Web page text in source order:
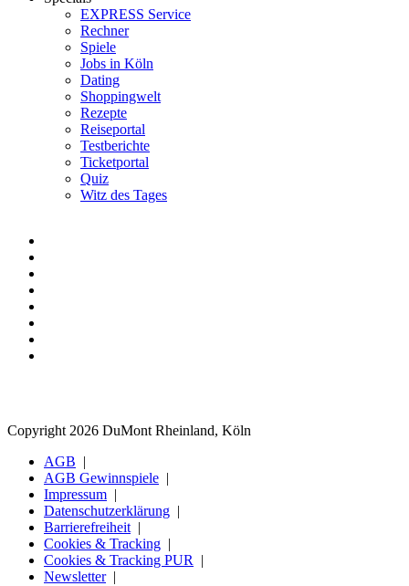
EXPRESS Service
Rechner
Spiele
Jobs in Köln
Dating
Shoppingwelt
Rezepte
Reiseportal
Testberichte
Ticketportal
Quiz
Witz des Tages
Copyright 2026 DuMont Rheinland, Köln
AGB
AGB Gewinnspiele
Impressum
Datenschutzerklärung
Barrierefreiheit
Cookies & Tracking
Cookies & Tracking PUR
Newsletter